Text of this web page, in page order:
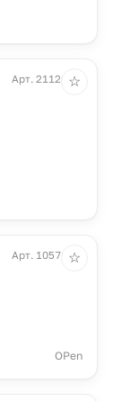
Арт. 21126.50
☆
Арт. 10571.30
OPen
☆